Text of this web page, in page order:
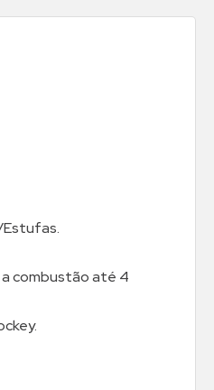
Estufas.
combustão até 4